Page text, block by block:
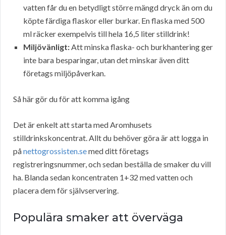
vatten får du en betydligt större mängd dryck än om du
köpte färdiga flaskor eller burkar. En flaska med 500
ml räcker exempelvis till hela 16,5 liter stilldrink!
Miljövänligt:Att minska flaska- och burkhantering ger
inte bara besparingar, utan det minskar även ditt
företags miljöpåverkan.
Så här gör du för att komma igång
Det är enkelt att starta med Aromhusets
stilldrinkskoncentrat. Allt du behöver göra är att logga in
pånettogrossisten.semed ditt företags
registreringsnummer, och sedan beställa de smaker du vill
ha. Blanda sedan koncentraten 1+32 med vatten och
placera dem för självservering.
Populära smaker att överväga